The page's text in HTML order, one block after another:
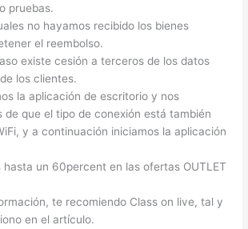
pruebas.
no hayamos recibido los bienes
el reembolso.
existe cesión a terceros de los datos
los clientes.
la aplicación de escritorio y nos
de que el tipo de conexión está también
y a continuación iniciamos la aplicación
hasta un 60percent en las ofertas OUTLET
te recomiendo Class on live, tal y
en el artículo.